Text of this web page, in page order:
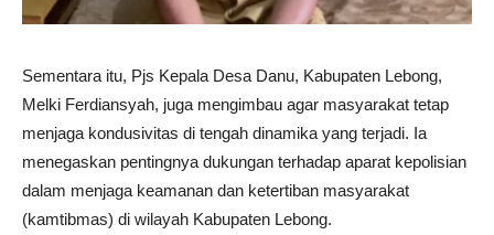
Sementara itu, Pjs Kepala Desa Danu, Kabupaten Lebong,
Melki Ferdiansyah, juga mengimbau agar masyarakat tetap
menjaga kondusivitas di tengah dinamika yang terjadi. Ia
menegaskan pentingnya dukungan terhadap aparat kepolisian
dalam menjaga keamanan dan ketertiban masyarakat
(kamtibmas) di wilayah Kabupaten Lebong.